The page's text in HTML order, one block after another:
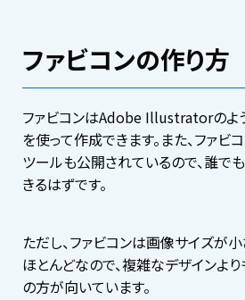
ファビコンの作り方
ファビコンはAdobe Illustratorのよう
を使って作成できます。また、ファ
ツールも公開されているので、誰で
きるはずです。
ただし、ファビコンは画像サイズが
ほとんどなので、複雑なデザインよ
の方が向いています。